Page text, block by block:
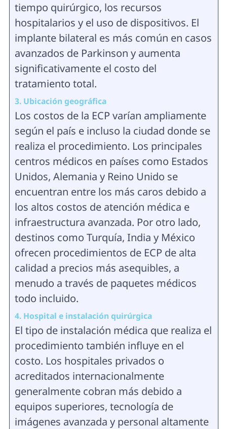
tiempo quirúrgico, los recursos
hospitalarios y el uso de dispositivos. El
implante bilateral es más común en casos
avanzados de Parkinson y aumenta
significativamente el costo del
tratamiento total.
3. Ubicación geográfica
Los costos de la ECP varían ampliamente
según el país e incluso la ciudad donde se
realiza el procedimiento. Los principales
centros médicos en países como Estados
Unidos, Alemania y Reino Unido se
encuentran entre los más caros debido a
los altos costos de atención médica e
infraestructura avanzada. Por otro lado,
destinos como Turquía, India y México
ofrecen procedimientos de ECP de alta
calidad a precios más asequibles, a
menudo a través de paquetes médicos
todo incluido.
4. Hospital e instalación quirúrgica
El tipo de instalación médica que realiza el
procedimiento también influye en el
costo. Los hospitales privados o
acreditados internacionalmente
generalmente cobran más debido a
equipos superiores, tecnología de
imágenes avanzada y personal altamente